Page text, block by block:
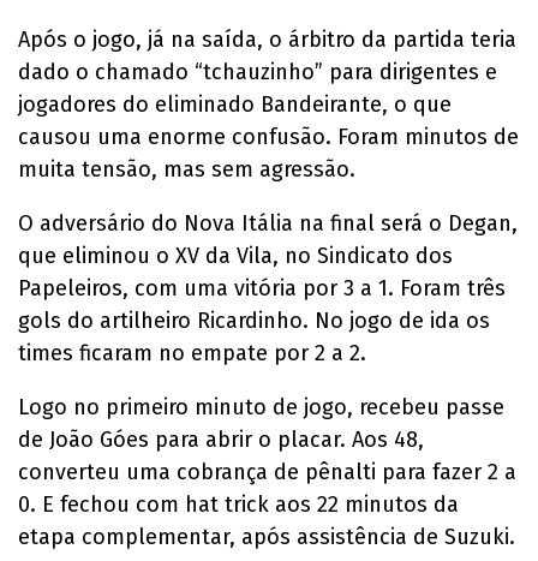
Após o jogo, já na saída, o árbitro da partida teria
dado o chamado “tchauzinho” para dirigentes e
jogadores do eliminado Bandeirante, o que
causou uma enorme confusão. Foram minutos de
muita tensão, mas sem agressão.
O adversário do Nova Itália na final será o Degan,
que eliminou o XV da Vila, no Sindicato dos
Papeleiros, com uma vitória por 3 a 1. Foram três
gols do artilheiro Ricardinho. No jogo de ida os
times ficaram no empate por 2 a 2.
Logo no primeiro minuto de jogo, recebeu passe
de João Góes para abrir o placar. Aos 48,
converteu uma cobrança de pênalti para fazer 2 a
0. E fechou com hat trick aos 22 minutos da
etapa complementar, após assistência de Suzuki.